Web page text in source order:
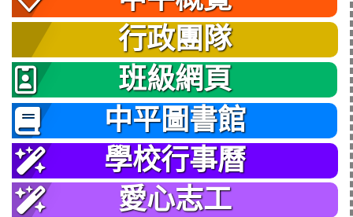
行政團隊
班級網頁
中平圖書館
學校行事曆
愛心志工